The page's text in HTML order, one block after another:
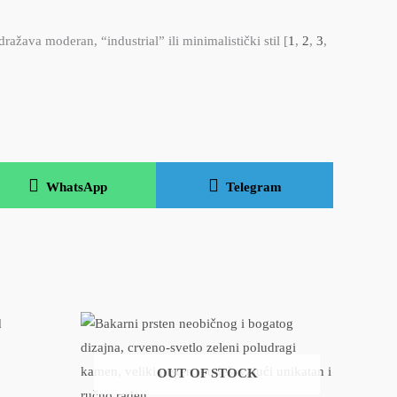
moderan, “industrial” ili minimalistički stil [1, 2, 3,
on
WhatsApp
on
Telegram
OUT OF STOCK